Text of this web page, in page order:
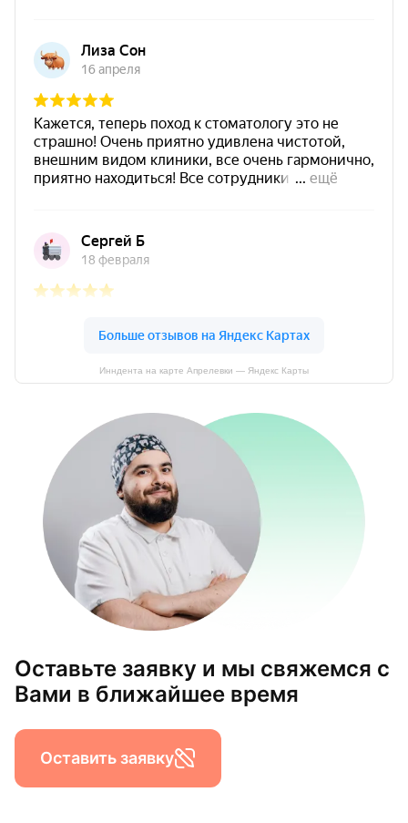
Оставьте заявку и мы свяжемся с
Вами в ближайшее время
Оставить заявку
Инндента на карте Апрелевки — Яндекс Карты